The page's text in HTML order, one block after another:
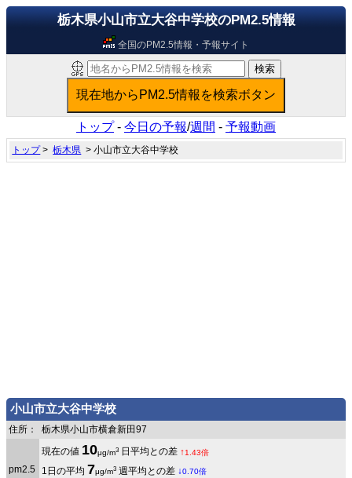
栃木県小山市立大谷中学校のPM2.5情報
全国のPM2.5情報・予報サイト
トップ- 今日の予報/週間 - 予報動画
トップ>栃木県 > 小山市立大谷中学校
小山市立大谷中学校
住所： 栃木県小山市横倉新田97
pm2.5
現在の値 10μg/m3 日平均との差 ↑1.43倍
1日の平均 7μg/m3 週平均との差 ↓0.70倍